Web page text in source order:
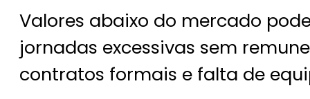
Valores abaixo do mercado
jornadas excessivas sem
contratos formais e falta de